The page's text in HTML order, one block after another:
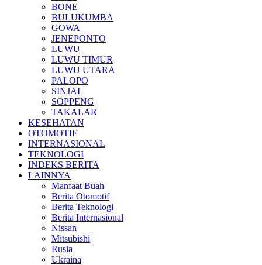
BONE
BULUKUMBA
GOWA
JENEPONTO
LUWU
LUWU TIMUR
LUWU UTARA
PALOPO
SINJAI
SOPPENG
TAKALAR
KESEHATAN
OTOMOTIF
INTERNASIONAL
TEKNOLOGI
INDEKS BERITA
LAINNYA
Manfaat Buah
Berita Otomotif
Berita Teknologi
Berita Internasional
Nissan
Mitsubishi
Rusia
Ukraina